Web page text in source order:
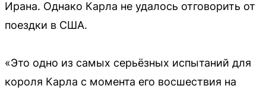
Ирана. Однако Карла не удалось отговорить от
поездки в США.
«Это одно из самых серьёзных испытаний для
короля Карла с момента его восшествия на